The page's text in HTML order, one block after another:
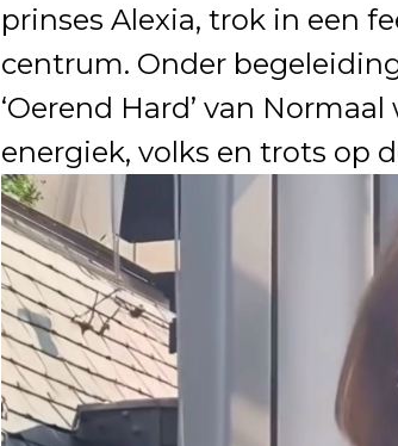
prinses Alexia, trok in een
centrum. Onder
‘Oerend Hard’ van
energiek, volks en trots op